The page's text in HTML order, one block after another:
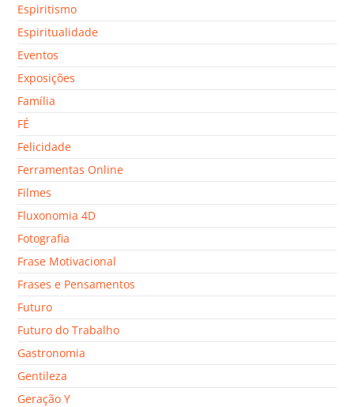
Espiritismo
Espiritualidade
Eventos
Exposições
Família
FÉ
Felicidade
Ferramentas Online
Filmes
Fluxonomia 4D
Fotografia
Frase Motivacional
Frases e Pensamentos
Futuro
Futuro do Trabalho
Gastronomia
Gentileza
Geração Y